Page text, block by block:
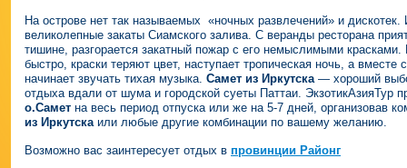
На острове нет так называемых «ночных развлечений» и
великолепные закаты Сиамского залива. С веранды ресторана
тишине, разгорается закатный пожар с его немыслимыми
быстро, краски теряют цвет, наступает тропическая ночь, а
начинает звучать тихая музыка. Самет из Иркутска— хороший
отдыха вдали от шума и городской суеты Паттаи. ЭкзотикАзияТур
о.Самет на весь период отпуска или же на 5-7 дней, организовав
из Иркутскаили любые другие комбинации по вашему желанию.
Возможно вас заинтересует отдых в провинции Районг